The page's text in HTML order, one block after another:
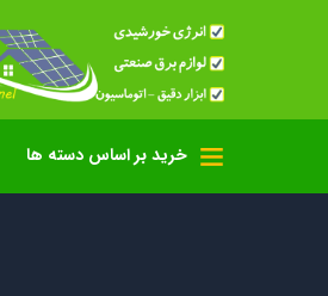
خرید بر اساس دسته ها